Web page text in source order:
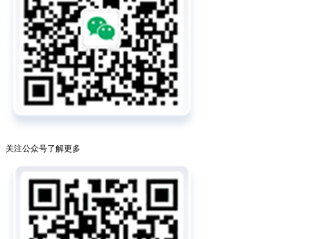
关注公众号了解更多